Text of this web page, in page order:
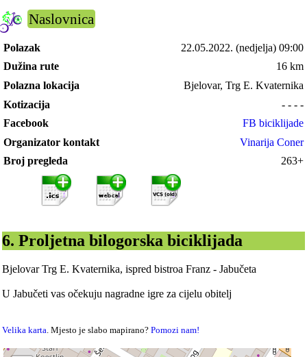
Naslovnica
Polazak 22.05.2022. (nedjelja) 09:00
Dužina rute
16 km
Polazna lokacija
Bjelovar, Trg E. Kvaternika
Kotizacija
- - - -
Facebook
FB biciklijade
Organizator kontakt
Vinarija Coner
Broj pregleda
263+
6. Proljetna bilogorska biciklijada
Bjelovar Trg E. Kvaternika, ispred bistroa Franz - Jabučeta
U Jabučeti vas očekuju nagradne igre za cijelu obitelj
Velika karta. Mjesto je slabo mapirano?Pomozi nam!